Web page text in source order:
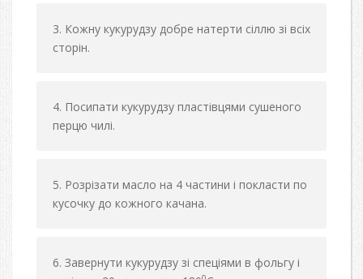
Кожну кукурудзу добре натерти сіллю зі всіх
сторін.
Посипати кукурудзу пластівцями сушеного
перцю чилі.
Розрізати масло на 4 частини і покласти по
кусочку до кожного качана.
Завернути кукурудзу зі спеціями в фольгу і